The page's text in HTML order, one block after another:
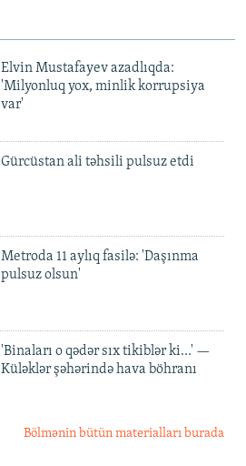
Elvin Mustafayev azadlıqda:
'Milyonluq yox, minlik korrupsiya
var'
Gürcüstan ali təhsili pulsuz etdi
Metroda 11 aylıq fasilə: 'Daşınma
pulsuz olsun'
'Binaları o qədər sıx tikiblər ki...' —
Küləklər şəhərində hava böhranı
Bölmənin bütün materialları burada